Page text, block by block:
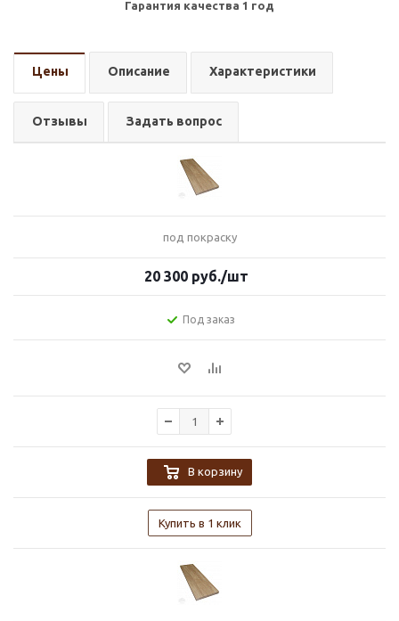
Гарантия качества 1 год
Цены Описание Характеристики
Отзывы Задать вопрос
под покраску
20 300 руб./шт
Под заказ
В корзину
Купить в 1 клик